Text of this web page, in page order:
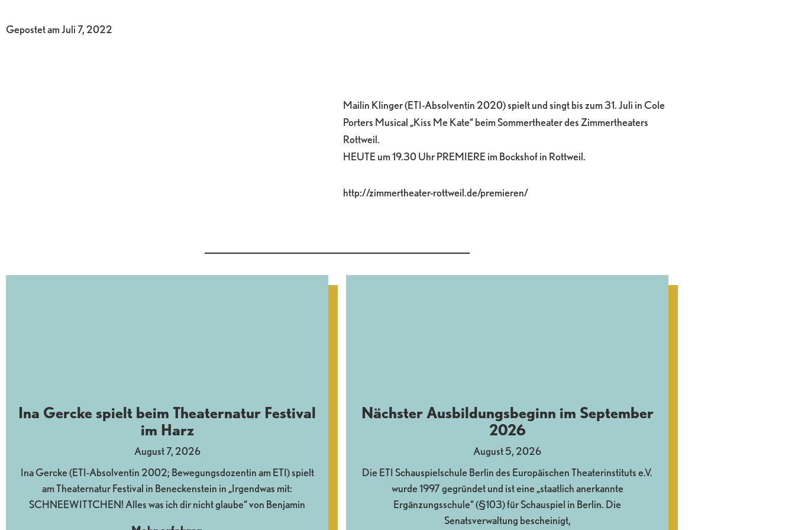
Gepostet amJuli 7, 2022
Mailin Klinger (ETI-Absolventin 2020) spielt und singt bis zum 31. Juli in Cole
Porters Musical „Kiss Me Kate“ beim Sommertheater des Zimmertheaters
Rottweil.
HEUTE um 19.30 Uhr PREMIERE im Bockshof in Rottweil.
http://zimmertheater-rottweil.de/premieren/
Ina Gercke spielt beim Theaternatur Festival
im Harz
August 7, 2026
Ina Gercke (ETI-Absolventin 2002; Bewegungsdozentin am ETI) spielt
am Theaternatur Festival in Beneckenstein in „Irgendwas mit:
SCHNEEWITTCHEN! Alles was ich dir nicht glaube“ von Benjamin
Nächster Ausbildungsbeginn im September
2026
August 5, 2026
Die ETI Schauspielschule Berlin des Europäischen Theaterinstituts e.V.
wurde 1997 gegründet und ist eine „staatlich anerkannte
Ergänzungsschule“ (§103) für Schauspiel in Berlin. Die
Senatsverwaltung bescheinigt,